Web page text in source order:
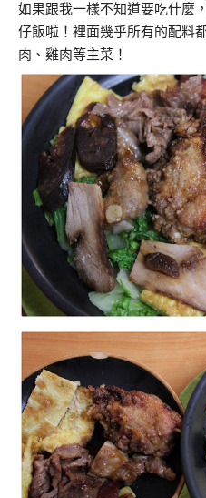
如果跟我一樣不知道要吃什麼
仔飯啦！裡面幾乎所有的配料
肉、雞肉等主菜！